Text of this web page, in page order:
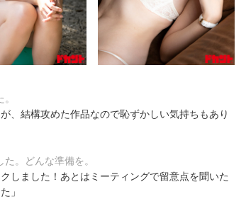
、結構攻めた作品なので恥ずかしい気持ちもあり
。どんな準備を。
しました！あとはミーティングで留意点を聞いた
」